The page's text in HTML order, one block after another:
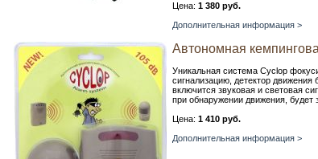
Цена: 1 380 руб.
Дополнительная информация >
Автономная
Уникальная система Cyclop
сигнализацию, детектор
включится звуковая и световая
при обнаружении движения, будет
Цена: 1 410 руб.
Дополнительная информация >